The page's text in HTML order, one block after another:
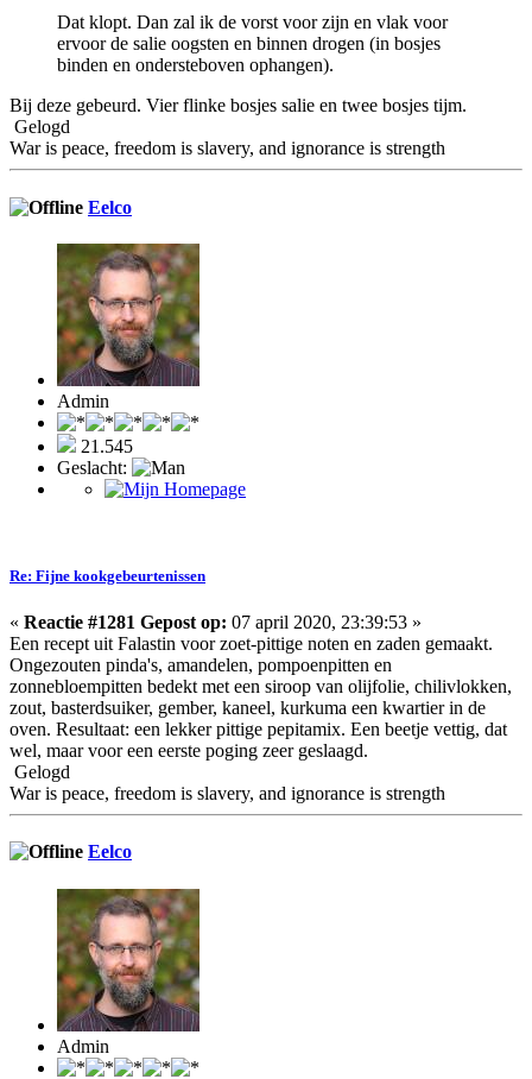
Dat klopt. Dan zal ik de vorst voor zijn en vlak voor
ervoor de salie oogsten en binnen drogen (in bosjes
binden en ondersteboven ophangen).
Bij deze gebeurd. Vier flinke bosjes salie en twee bosjes tijm.
Gelogd
War is peace, freedom is slavery, and ignorance is strength
Eelco
Admin
21.545
Geslacht:
Re: Fijne kookgebeurtenissen
« Reactie #1281 Gepost op: 07 april 2020, 23:39:53 »
Een recept uit Falastin voor zoet-pittige noten en zaden gemaakt.
Ongezouten pinda's, amandelen, pompoenpitten en
zonnebloempitten bedekt met een siroop van olijfolie, chilivlokken,
zout, basterdsuiker, gember, kaneel, kurkuma een kwartier in de
oven. Resultaat: een lekker pittige pepitamix. Een beetje vettig, dat
wel, maar voor een eerste poging zeer geslaagd.
Gelogd
War is peace, freedom is slavery, and ignorance is strength
Eelco
Admin